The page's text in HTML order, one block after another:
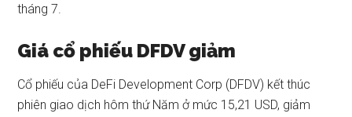
tháng 7.
Giá cổ phiếu DFDV giảm
Cổ phiếu của DeFi Development Corp (DFDV) kết thúc
phiên giao dịch hôm thứ Năm ở mức 15,21 USD, giảm